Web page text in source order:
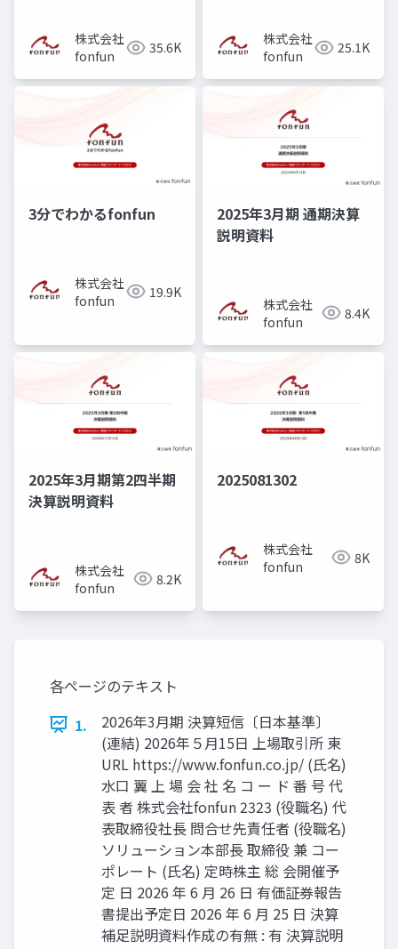
株式会社
fonfun
35.6K
株式会社
fonfun
25.1K
3分でわかるfonfun
株式会社
fonfun
19.9K
2025年3月期 通期決算
説明資料
株式会社
fonfun
8.4K
2025年3月期第2四半期
決算説明資料
株式会社
fonfun
8.2K
2025081302
株式会社
fonfun
8K
各ページのテキスト
1.
2026年3月期 決算短信〔日本基準〕
(連結) 2026年５月15日 上場取引所 東
URL https://www.fonfun.co.jp/ (氏名)
水口 翼 上 場 会 社 名 コ ー ド 番 号 代
表 者 株式会社fonfun 2323 (役職名) 代
表取締役社長 問合せ先責任者 (役職名)
ソリューション本部長 取締役 兼 コー
ポレート (氏名) 定時株主 総 会開催予
定 日 2026 年 6 月 26 日 有価証券報告
書提出予定日 2026 年 6 月 25 日 決算
補足説明資料作成の有無 : 有 決算説明